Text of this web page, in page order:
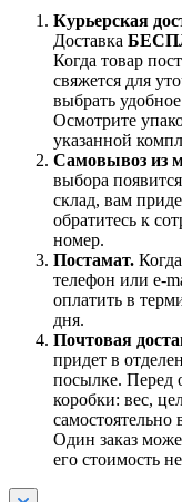
Курьерская
Доставка
Когда товар
свяжется для
выбрать
Осмотрите
указанной
Самовывоз из
выбора
склад, вам
обратитесь к
номер.
Постамат.
телефон или e-
оплатить в
дня.
Почтовая
придет в
посылке. Перед
коробки: вес,
самостоятельно
Один заказ
его стоимость